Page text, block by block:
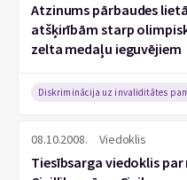
Atzinums pārbaudes
atšķirībām starp
zelta medaļu ieguvējiem
Diskriminācija uz invaliditātes
08.10.2008. Viedoklis
Tiesībsarga viedoklis